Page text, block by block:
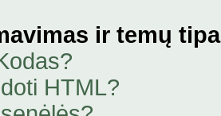
ir temų
HTML?